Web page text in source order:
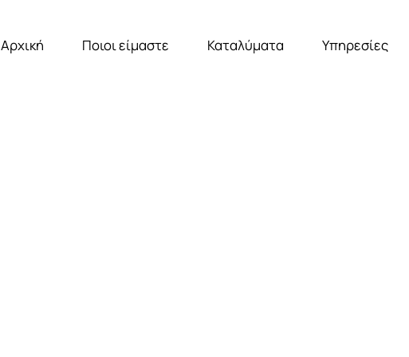
Αρχική Ποιοι είμαστε Καταλύματα Υπηρεσίες